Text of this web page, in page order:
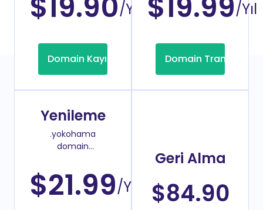
/Yıl
Domain Kayıt
/Yıl
Domain Transfer
Yenileme
.yokohama
domain
$21.99/Yıl
Geri Alma
$84.90